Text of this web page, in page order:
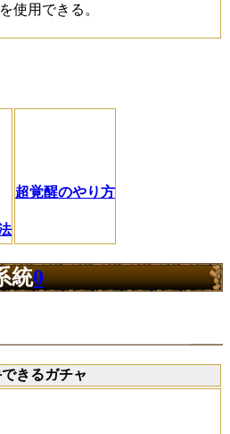
使用できる。
超覚醒のやり方
統0
できるガチャ